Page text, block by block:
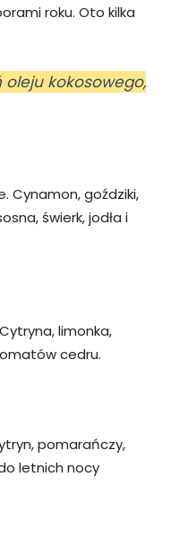
roku. Oto kilka
oleju kokosowego,
Cynamon, goździki,
świerk, jodła i
limonka,
cedru.
pomarańczy,
letnich nocy